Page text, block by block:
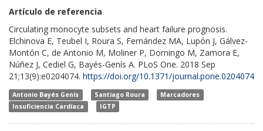
Artículo de referencia
Circulating monocyte subsets and heart failure prognosis.
Elchinova E, Teubel I, Roura S, Fernández MA, Lupón J, Gálvez-
Montón C, de Antonio M, Moliner P, Domingo M, Zamora E,
Núñez J, Cediel G, Bayés-Genís A. PLoS One. 2018 Sep
21;13(9):e0204074. https://doi.org/10.1371/journal.pone.0204074
Antonio Bayés Genís Santiago Roura
Marcadores
Insuficiencia Cardíaca
IGTP